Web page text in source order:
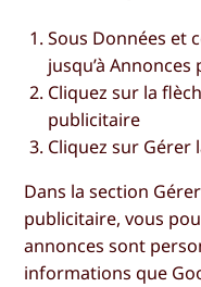
Sous Données et
jusqu’àAnnonces
Cliquez sur la
publicitaire
Cliquez sur Gérer
Dans la section
publicitaire, vous
annonces sont
informations que